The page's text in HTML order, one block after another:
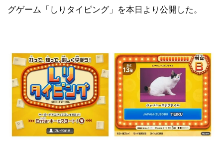
グゲーム「しりタイピング」を本日より公開した。